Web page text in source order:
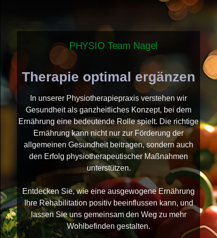
PHYSIO Team Nagel
Therapie optimal ergänzen
In unserer Physiotherapiepraxis verstehen wir
Gesundheit als ganzheitliches Konzept, bei dem
Ernährung eine bedeutende Rolle spielt. Die richtige
Ernährung kann nicht nur zur Förderung der
allgemeinen Gesundheit beitragen, sondern auch
den Erfolg physiotherapeutischer Maßnahmen
unterstützen.
Entdecken Sie, wie eine ausgewogene Ernährung
Ihre Rehabilitation positiv beeinflussen kann, und
lassen Sie uns gemeinsam den Weg zu mehr
Wohlbefinden gestalten.